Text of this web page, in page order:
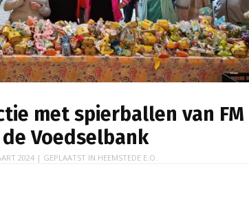
met spierballen van FM
Voedselbank
2024 | GEPLAATST IN HEEMSTEDE E.O.